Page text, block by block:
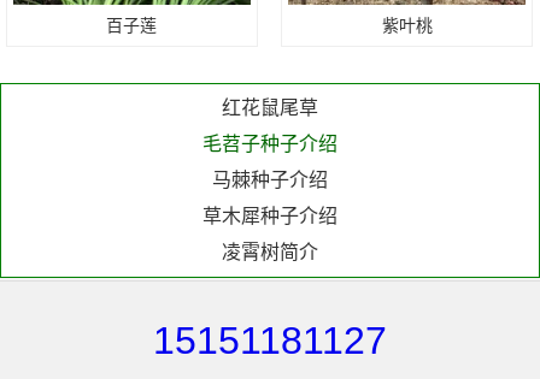
百子莲 紫叶桃
红花鼠尾草
毛苕子种子介绍
马棘种子介绍
草木犀种子介绍
凌霄树简介
棕榈树的简介
独杆紫荆批发
15151181127